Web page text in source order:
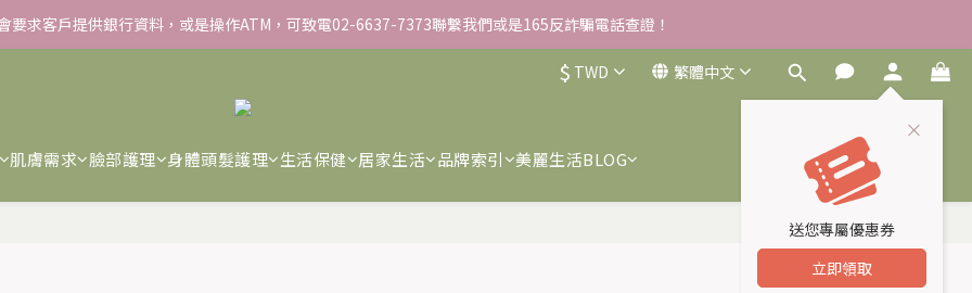
力保濕面膜/盒 ➋滿１８８８贈▸蒸氣熱敷眼罩/盒 ❸滿３３８８贈▸積雪草柔敏舒緩水凝霜EX/瓶
力保濕面膜/盒 ➋滿１８８８贈▸蒸氣熱敷眼罩/盒 ❸滿３３８８贈▸積雪草柔敏舒緩水凝霜EX/瓶
、3件９折 ➋FORA PROJ日常面膜任3盒▸限定$７７７ ➌全館滿$２０００▸享$１４９up加購海葡萄面膜
要求客戶提供銀行資料，或是操作ATM，可致電02-6637-7373聯繫我們或是165反詐騙電話查證！
力保濕面膜/盒 ➋滿１８８８贈▸蒸氣熱敷眼罩/盒 ❸滿３３８８贈▸積雪草柔敏舒緩水凝霜EX/瓶
$ TWD 繁體中文
送您專屬優惠券
立即領取
肌膚需求 臉部護理 身體頭髮護理 生活保健 居家生活 品牌索引 美麗生活BLOG
立即購買